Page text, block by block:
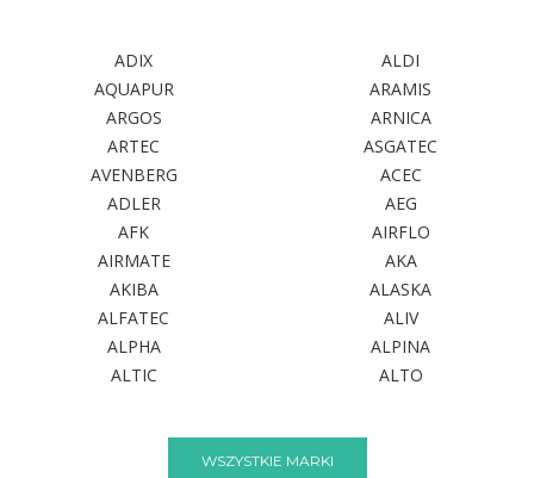
ADIX
ALDI
AQUAPUR
ARAMIS
ARGOS
ARNICA
ARTEC
ASGATEC
AVENBERG
ACEC
ADLER
AEG
AFK
AIRFLO
AIRMATE
AKA
AKIBA
ALASKA
ALFATEC
ALIV
ALPHA
ALPINA
ALTIC
ALTO
WSZYSTKIE MARKI